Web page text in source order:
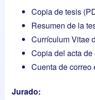
Copia de tesis
Resumen de la
Currículum Vitae
Copia del acta
Cuenta de
Jurado: